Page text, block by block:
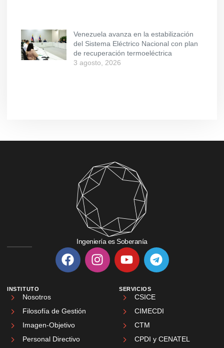
Venezuela avanza en la estabilización
del Sistema Eléctrico Nacional con plan
de recuperación termoeléctrica
3 agosto, 2026
Ingeniería es Soberanía
INSTITUTO
Nosotros
Filosofía de Gestión
Imagen-Objetivo
Personal Directivo
SERVICIOS
CSICE
CIMECDI
CTM
CPDI y CENATEL